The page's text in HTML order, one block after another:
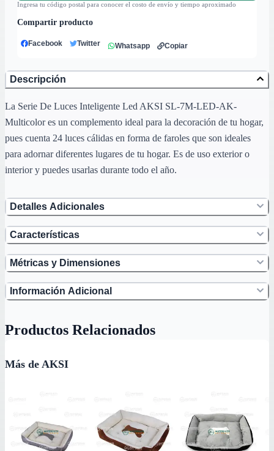
Ingresa tu código postal para conocer el costo de envío y tiempo aproximado
Compartir producto
Facebook Twitter Whatsapp Copiar
Descripción
La Serie De Luces Inteligente Led AKSI SL-7M-LED-AK-
Multicolor es un complemento ideal para la decoración de tu hogar,
pues cuenta 24 luces cálidas en forma de faroles que son ideales
para adornar diferentes lugares de tu hogar. Es de uso exterior o
interior y puedes usarlas durante todo el año.
Detalles Adicionales
Características
Métricas y Dimensiones
Información Adicional
Productos Relacionados
Más de AKSI